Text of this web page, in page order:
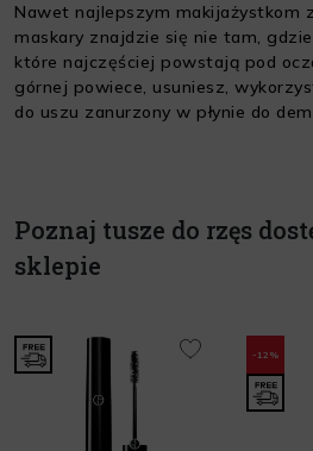
Nawet najlepszym makijażystkom
maskary znajdzie się nie tam,
które najczęściej powstają pod
górnej powiece, usuniesz,
do uszu zanurzony w płynie do
Poznaj tusze do rzęs
sklepie
-12%